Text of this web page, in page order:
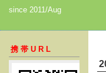
since 2011/Aug
携帯URL